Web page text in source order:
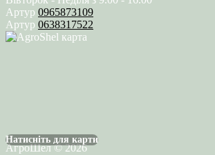
Артур 0965873109
Артур 0638317522
Натисніть для карти
АгроШел © 2026